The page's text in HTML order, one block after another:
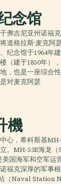
念馆
弗吉尼亚州诺福
道格拉斯·麦克阿
纪念馆于1964年
（建于1850年）
，也是一座综合
对麦克阿瑟
機
心，希科斯基
。MH-53E海龙
美国海军和空军运
福克深厚的军事
（Naval Station